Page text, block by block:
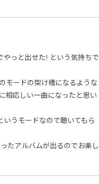
やっと出せた! という気持ちで
モードの架け橋になるような
相応しい一曲になったと思い
いうモードなので聴いてもら
たアルバムが出るのでお楽し